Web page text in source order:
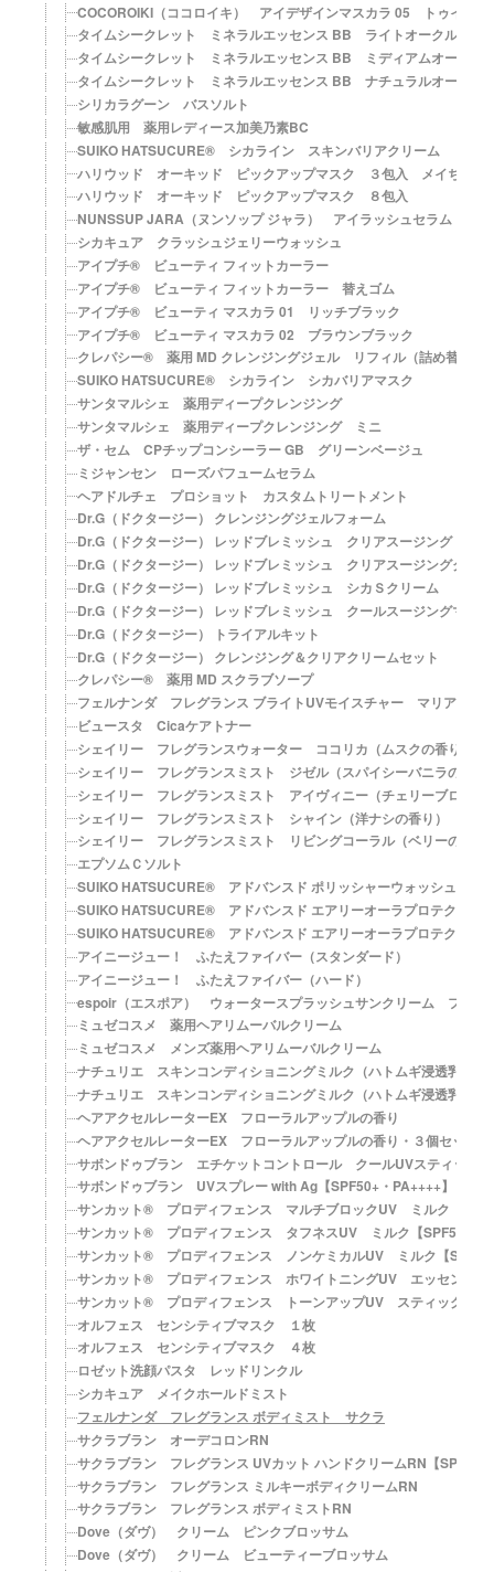
COCOROIKI（ココロイキ） アイデザインマスカラ 05 トゥインク
タイムシークレット ミネラルエッセンス BB ライトオークル【
タイムシークレット ミネラルエッセンス BB ミディアムオークル
タイムシークレット ミネラルエッセンス BB ナチュラルオークル
シリカラグーン バスソルト
敏感肌用 薬用レディース加美乃素BC
SUIKO HATSUCURE® シカライン スキンバリアクリーム
ハリウッド オーキッド ピックアップマスク ３包入 メイちゃん
ハリウッド オーキッド ピックアップマスク ８包入
NUNSSUP JARA（ヌンソップ ジャラ） アイラッシュセラム（ま
シカキュア クラッシュジェリーウォッシュ
アイプチ® ビューティ フィットカーラー
アイプチ® ビューティ フィットカーラー 替えゴム
アイプチ® ビューティ マスカラ 01 リッチブラック
アイプチ® ビューティ マスカラ 02 ブラウンブラック
クレパシー® 薬用 MD クレンジングジェル リフィル（詰め替え）
SUIKO HATSUCURE® シカライン シカバリアマスク
サンタマルシェ 薬用ディープクレンジング
サンタマルシェ 薬用ディープクレンジング ミニ
ザ・セム CPチップコンシーラー GB グリーンベージュ
ミジャンセン ローズパフュームセラム
ヘアドルチェ プロショット カスタムトリートメント
Dr.G（ドクタージー） クレンジングジェルフォーム
Dr.G（ドクタージー） レッドブレミッシュ クリアスージングトナー
Dr.G（ドクタージー） レッドブレミッシュ クリアスージングクリ
Dr.G（ドクタージー） レッドブレミッシュ シカＳクリーム
Dr.G（ドクタージー） レッドブレミッシュ クールスージングマスク
Dr.G（ドクタージー） トライアルキット
Dr.G（ドクタージー） クレンジング＆クリアクリームセット
クレパシー® 薬用 MD スクラブソープ
フェルナンダ フレグランス ブライトUVモイスチャー マリアリゲ
ビュースタ Cicaケアトナー
シェイリー フレグランスウォーター ココリカ（ムスクの香り）
シェイリー フレグランスミスト ジゼル（スパイシーバニラの香り
シェイリー フレグランスミスト アイヴィニー（チェリーブロッサ
シェイリー フレグランスミスト シャイン（洋ナシの香り）
シェイリー フレグランスミスト リビングコーラル（ベリーの香り
エプソムＣソルト
SUIKO HATSUCURE® アドバンスド ポリッシャーウォッシュ
SUIKO HATSUCURE® アドバンスド エアリーオーラプロテクショ
SUIKO HATSUCURE® アドバンスド エアリーオーラプロテクショ
アイニージュー！ ふたえファイバー（スタンダード）
アイニージュー！ ふたえファイバー（ハード）
espoir（エスポア） ウォータースプラッシュサンクリーム フレッ
ミュゼコスメ 薬用ヘアリムーバルクリーム
ミュゼコスメ メンズ薬用ヘアリムーバルクリーム
ナチュリエ スキンコンディショニングミルク（ハトムギ浸透乳液）
ナチュリエ スキンコンディショニングミルク（ハトムギ浸透乳液）
ヘアアクセルレーターEX フローラルアップルの香り
ヘアアクセルレーターEX フローラルアップルの香り・３個セット
サボンドゥブラン エチケットコントロール クールUVスティック
サボンドゥブラン UVスプレー with Ag【SPF50+・PA++++】
サンカット® プロディフェンス マルチブロックUV ミルク【
サンカット® プロディフェンス タフネスUV ミルク【SPF50+・
サンカット® プロディフェンス ノンケミカルUV ミルク【
サンカット® プロディフェンス ホワイトニングUV エッセンス【
サンカット® プロディフェンス トーンアップUV スティック【
オルフェス センシティブマスク １枚
オルフェス センシティブマスク ４枚
ロゼット洗顔パスタ レッドリンクル
シカキュア メイクホールドミスト
フェルナンダ フレグランス ボディミスト サクラ
サクラブラン オーデコロンRN
サクラブラン フレグランス UVカット ハンドクリームRN【SPF20
サクラブラン フレグランス ミルキーボディクリームRN
サクラブラン フレグランス ボディミストRN
Dove（ダヴ） クリーム ピンクブロッサム
Dove（ダヴ） クリーム ビューティーブロッサム